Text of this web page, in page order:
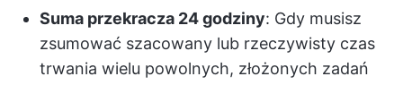
Suma przekracza 24 godziny: Gdy musisz
zsumować szacowany lub rzeczywisty czas
trwania wielu powolnych, złożonych zadań